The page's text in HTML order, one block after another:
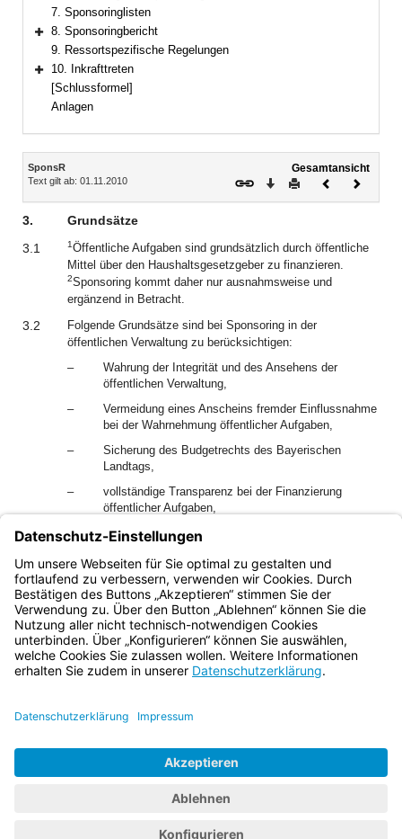
7. Sponsoringlisten
Bereich erweitern
8. Sponsoringbericht
9. Ressortspezifische Regelungen
Bereich erweitern
10. Inkrafttreten
[Schlussformel]
Anlagen
Inhalt
SponsR
Text gilt ab: 01.11.2010
Gesamtansicht
Download
DruckenVorheriges
3.
Grundsätze
3.1
1Öffentliche Aufgaben sind grundsätzlich durch öffentliche
Mittel über den Haushaltsgesetzgeber zu finanzieren.
2Sponsoring kommt daher nur ausnahmsweise und
ergänzend in Betracht.
3.2
Folgende Grundsätze sind bei Sponsoring in der
öffentlichen Verwaltung zu berücksichtigen:
–
Wahrung der Integrität und des Ansehens der
öffentlichen Verwaltung,
–
Vermeidung eines Anscheins fremder Einflussnahme
bei der Wahrnehmung öffentlicher Aufgaben,
–
Sicherung des Budgetrechts des Bayerischen
Landtags,
–
vollständige Transparenz bei der Finanzierung
öffentlicher Aufgaben,
–
Vorbeugung gegen jede Form von Korruption und
unzulässiger Beeinflussung sowie Flankierung
korruptionspräventiver Maßnahmen.
Bayern.de
BayernPortal
Impressum